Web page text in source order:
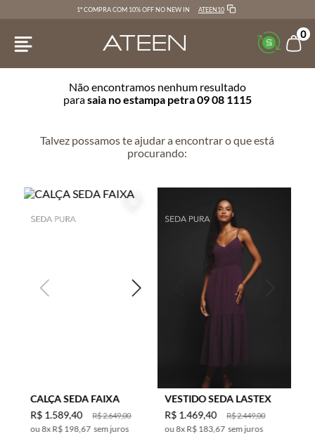
1ª COMPRA COM 10% OFF NO NEW IN ATEEN10
0
Não encontramos nenhum resultado
parasaia no estampa petra 09 08 1115
Talvez possamos te ajudar a encontrar o que está
procurando:
CALÇA SEDA FAIXA
R$2.649,00
R$ 1.589,40
8x R$ 198,67 sem juros
VESTIDO SEDA LASTEX
R$2.449,00
R$ 1.469,40
8x R$ 183,67 sem juros